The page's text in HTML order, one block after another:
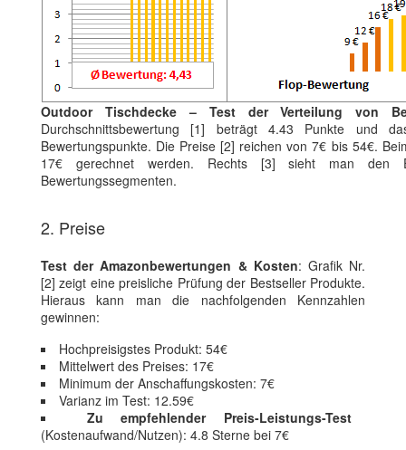
Outdoor Tischdecke – Test der Verteilung von
Durchschnittsbewertung [1] beträgt 4.43 Punkte und
Bewertungspunkte. Die Preise [2] reichen von 7€ bis 54€.
17€ gerechnet werden. Rechts [3] sieht man den
Bewertungssegmenten.
2. Preise
Test der Amazonbewertungen & Kosten: Grafik Nr.
[2] zeigt eine preisliche Prüfung der Bestseller Produkte.
Hieraus kann man die nachfolgenden Kennzahlen
gewinnen:
Hochpreisigstes Produkt: 54€
Mittelwert des Preises: 17€
Minimum der Anschaffungskosten: 7€
Varianz im Test: 12.59€
Zu empfehlender Preis-Leistungs-Test
(Kostenaufwand/Nutzen): 4.8 Sterne bei 7€